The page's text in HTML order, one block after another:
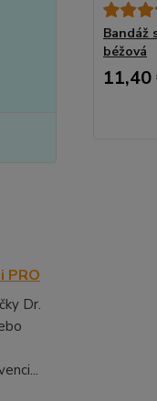
PRO
Dr.
Bandáž
béžová
11,40